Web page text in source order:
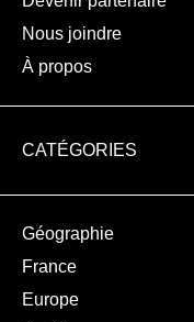
Nous joindre
À propos
CATÉGORIES
Géographie
France
Europe